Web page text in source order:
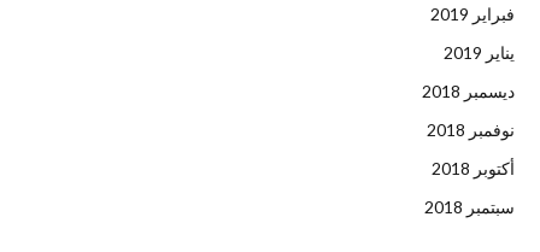
فبراير 2019
يناير 2019
ديسمبر 2018
نوفمبر 2018
أكتوبر 2018
سبتمبر 2018